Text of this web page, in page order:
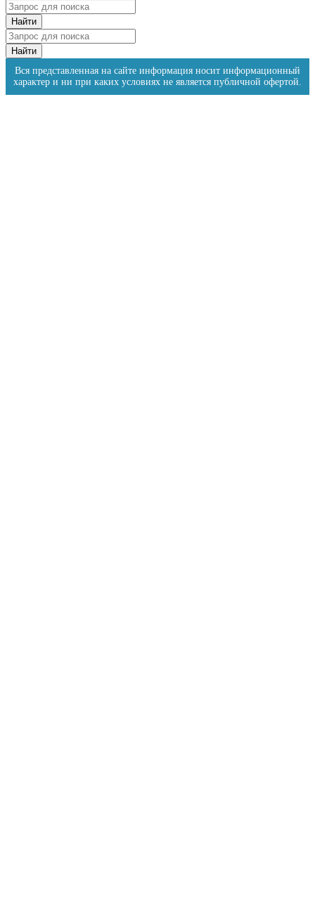
Вся представленная на сайте информация носит информационный
характер и ни при каких условиях не является публичной офертой.